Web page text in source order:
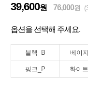
39,600원 76,000원
옵션을 선택해 주세요.
블랙_B 베이
핑크_P 화이